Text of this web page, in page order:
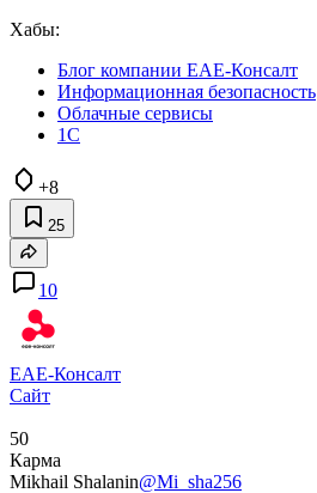
Хабы:
Блог компании ЕАЕ-Консалт
Информационная безопасность
Облачные сервисы
1С
+8
25
10
ЕАЕ-Консалт
Сайт
50
Карма
Mikhail Shalanin@Mi_sha256